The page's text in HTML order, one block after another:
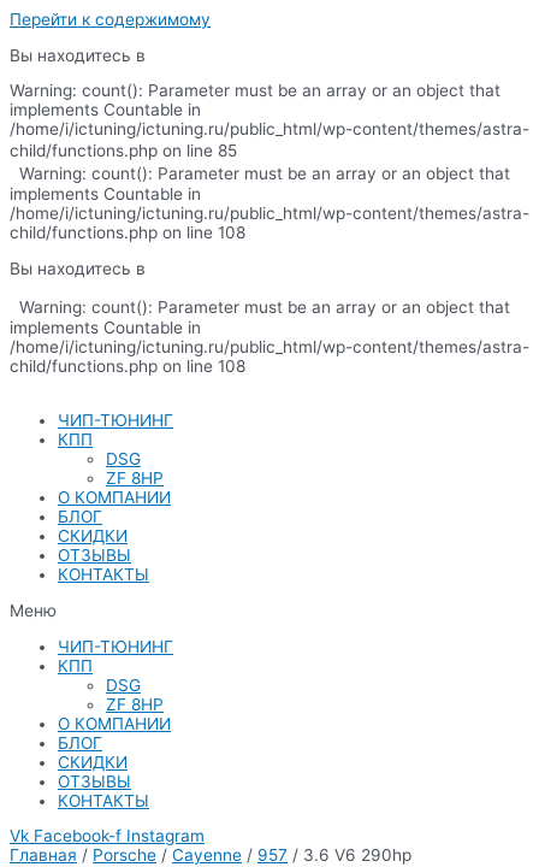
Перейти к содержимому
Вы находитесь в
Warning: count(): Parameter must be an array or an object that
implements Countable in
/home/i/ictuning/ictuning.ru/public_html/wp-content/themes/astra-
child/functions.php on line 85
Warning: count(): Parameter must be an array or an object that
implements Countable in
/home/i/ictuning/ictuning.ru/public_html/wp-content/themes/astra-
child/functions.php on line 108
Вы находитесь в
Warning: count(): Parameter must be an array or an object that
implements Countable in
/home/i/ictuning/ictuning.ru/public_html/wp-content/themes/astra-
child/functions.php on line 108
ЧИП-ТЮНИНГ
КПП
DSG
ZF 8HP
О КОМПАНИИ
БЛОГ
СКИДКИ
ОТЗЫВЫ
КОНТАКТЫ
Меню
ЧИП-ТЮНИНГ
КПП
DSG
ZF 8HP
О КОМПАНИИ
БЛОГ
СКИДКИ
ОТЗЫВЫ
КОНТАКТЫ
Vk Facebook-f Instagram
Главная / Porsche / Cayenne / 957 / 3.6 V6 290hp